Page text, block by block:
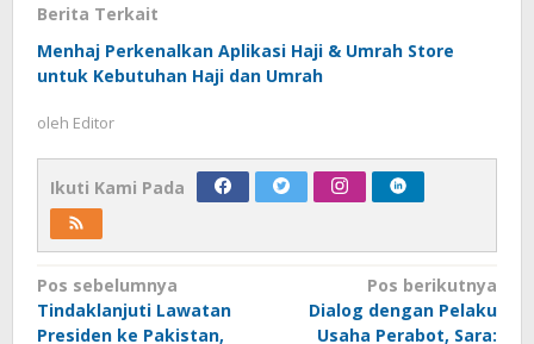
Berita Terkait
Menhaj Perkenalkan Aplikasi Haji & Umrah Store
untuk Kebutuhan Haji dan Umrah
oleh Editor
Ikuti Kami Pada
Navigasi
pos
Pos sebelumnya
Tindaklanjuti Lawatan
Presiden ke Pakistan,
Pos berikutnya
Dialog dengan Pelaku
Usaha Perabot, Sara: